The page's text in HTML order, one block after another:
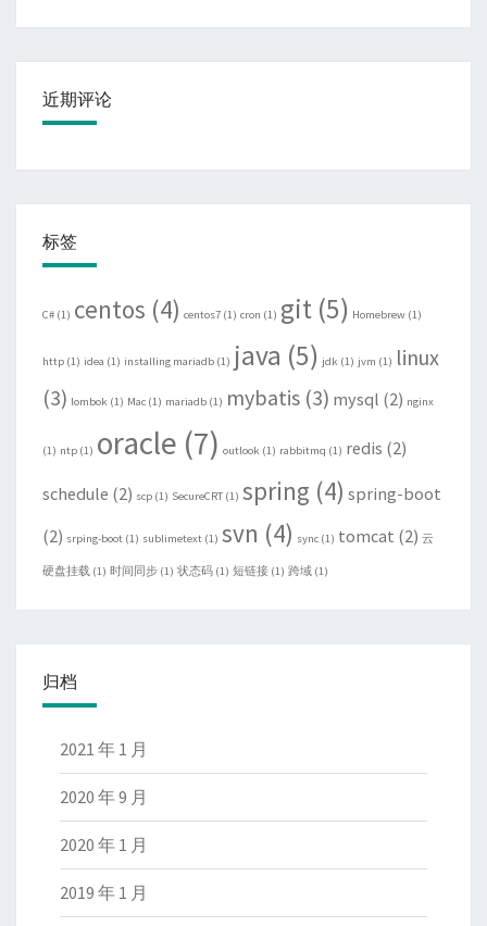
近期评论
标签
C# (1) centos (4) centos7 (1) cron (1) git (5) Homebrew (1)
http (1) idea (1) installing mariadb (1) java (5) jdk (1) jvm (1) linux
(3) lombok (1) Mac (1) mariadb (1) mybatis (3) mysql (2) nginx
(1) ntp (1) oracle (7) outlook (1) rabbitmq (1) redis (2)
schedule (2) scp (1) SecureCRT (1) spring (4) spring-boot
(2) srping-boot (1) sublimetext (1) svn (4) sync (1) tomcat (2) 云
硬盘挂载 (1) 时间同步 (1) 状态码 (1) 短链接 (1) 跨域 (1)
归档
2021 年 1 月
2020 年 9 月
2020 年 1 月
2019 年 1 月